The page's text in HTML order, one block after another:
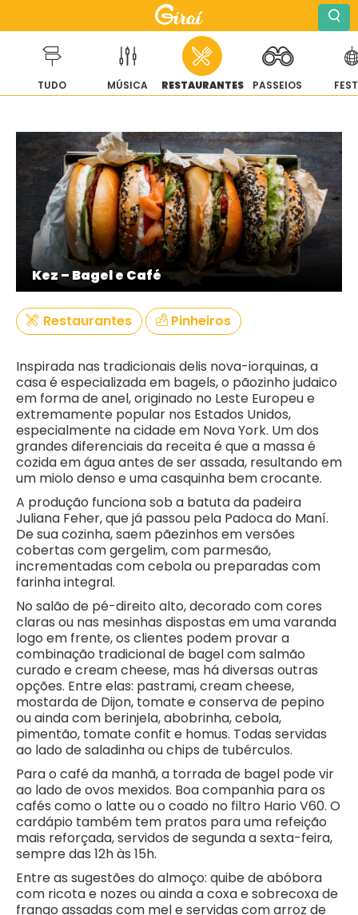
para
o
conteúdo
TUDO MÚSICA RESTAURANTES PASSEIOS
Kez – Bagel e Café
Restaurantes Pinheiros
Inspirada nas tradicionais delis nova-iorquinas, a
casa é especializada em bagels, o pãozinho judaico
em forma de anel, originado no Leste Europeu e
extremamente popular nos Estados Unidos,
especialmente na cidade em Nova York. Um dos
grandes diferenciais da receita é que a massa é
cozida em água antes de ser assada, resultando em
um miolo denso e uma casquinha bem crocante.
A produção funciona sob a batuta da padeira
Juliana Feher, que já passou pela Padoca do Maní.
De sua cozinha, saem pãezinhos em versões
cobertas com gergelim, com parmesão,
incrementadas com cebola ou preparadas com
farinha integral.
No salão de pé-direito alto, decorado com cores
claras ou nas mesinhas dispostas em uma varanda
logo em frente, os clientes podem provar a
combinação tradicional de bagel com salmão
curado e cream cheese, mas há diversas outras
opções. Entre elas: pastrami, cream cheese,
mostarda de Dijon, tomate e conserva de pepino
ou ainda com berinjela, abobrinha, cebola,
pimentão, tomate confit e homus. Todas servidas
ao lado de saladinha ou chips de tubérculos.
Para o café da manhã, a torrada de bagel pode vir
ao lado de ovos mexidos. Boa companhia para os
cafés como o latte ou o coado no filtro Hario V60. O
cardápio também tem pratos para uma refeição
mais reforçada, servidos de segunda a sexta-feira,
sempre das 12h às 15h.
Entre as sugestões do almoço: quibe de abóbora
com ricota e nozes ou ainda a coxa e sobrecoxa de
frango assadas com mel e servidas com arroz de